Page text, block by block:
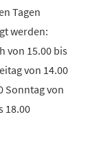
Tagen
werden:
von 15.00 bis
von 14.00
Sonntag von
18.00